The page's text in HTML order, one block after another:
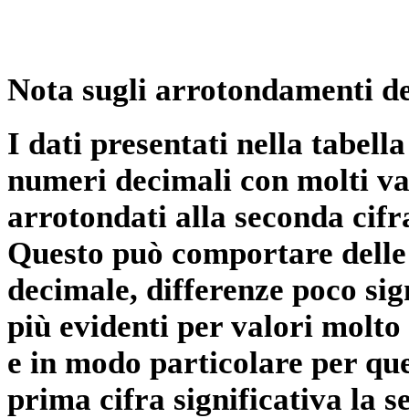
Nota sugli arrotondamenti
I dati presentati nella
numeri decimali con molti
arrotondati alla seconda
Questo può comportare
decimale, differenze poco
più evidenti per valori
e in modo particolare per
prima cifra significativa la